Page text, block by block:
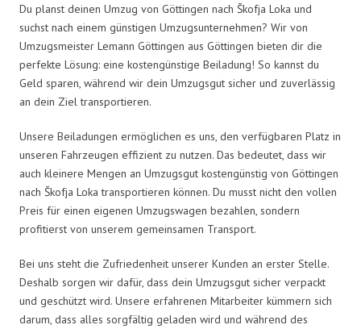
Du planst deinen Umzug von Göttingen nach Škofja Loka und
suchst nach einem günstigen Umzugsunternehmen? Wir von
Umzugsmeister Lemann Göttingen aus Göttingen bieten dir die
perfekte Lösung: eine kostengünstige Beiladung! So kannst du
Geld sparen, während wir dein Umzugsgut sicher und zuverlässig
an dein Ziel transportieren.
Unsere Beiladungen ermöglichen es uns, den verfügbaren Platz in
unseren Fahrzeugen effizient zu nutzen. Das bedeutet, dass wir
auch kleinere Mengen an Umzugsgut kostengünstig von Göttingen
nach Škofja Loka transportieren können. Du musst nicht den vollen
Preis für einen eigenen Umzugswagen bezahlen, sondern
profitierst von unserem gemeinsamen Transport.
Bei uns steht die Zufriedenheit unserer Kunden an erster Stelle.
Deshalb sorgen wir dafür, dass dein Umzugsgut sicher verpackt
und geschützt wird. Unsere erfahrenen Mitarbeiter kümmern sich
darum, dass alles sorgfältig geladen wird und während des